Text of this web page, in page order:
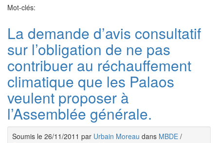
Mot-clés:
La demande d’avis consultatif
sur l’obligation de ne pas
contribuer au réchauffement
climatique que les Palaos
veulent proposer à
l’Assemblée générale.
Soumis le 26/11/2011 par Urbain Moreau dans MBDE /